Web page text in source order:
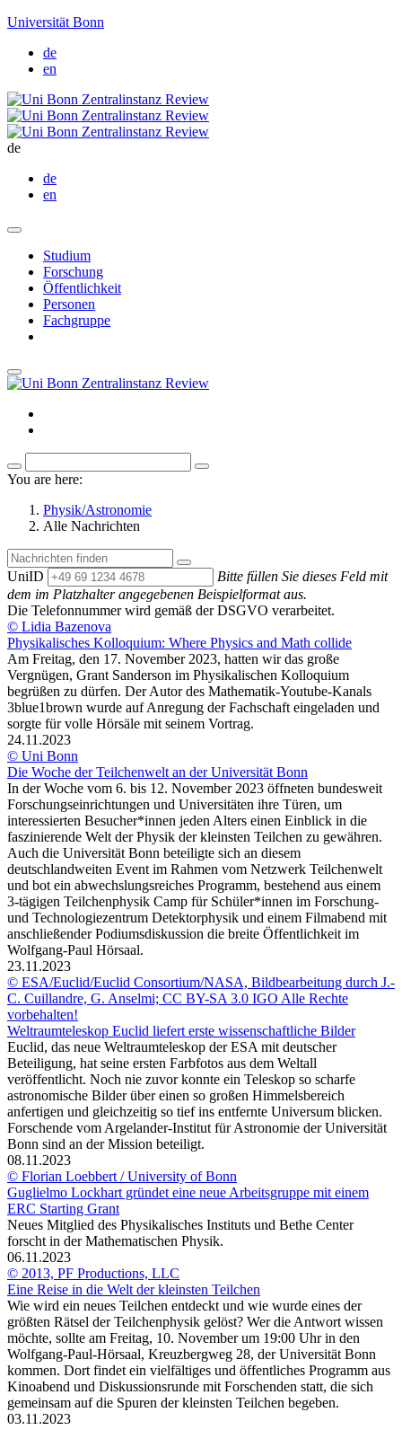
Universität Bonn
de
en
de
de
en
Studium
Forschung
Öffentlichkeit
Personen
Fachgruppe
You are here:
Physik/Astronomie
Alle Nachrichten
UniID
Bitte füllen Sie dieses Feld mit
dem im Platzhalter angegebenen Beispielformat aus.
Die Telefonnummer wird gemäß der DSGVO verarbeitet.
© Lidia Bazenova
Physikalisches Kolloquium: Where Physics and Math collide
Am Freitag, den 17. November 2023, hatten wir das große
Vergnügen, Grant Sanderson im Physikalischen Kolloquium
begrüßen zu dürfen. Der Autor des Mathematik-Youtube-Kanals
3blue1brown wurde auf Anregung der Fachschaft eingeladen und
sorgte für volle Hörsäle mit seinem Vortrag.
24.11.2023
© Uni Bonn
Die Woche der Teilchenwelt an der Universität Bonn
In der Woche vom 6. bis 12. November 2023 öffneten bundesweit
Forschungseinrichtungen und Universitäten ihre Türen, um
interessierten Besucher*innen jeden Alters einen Einblick in die
faszinierende Welt der Physik der kleinsten Teilchen zu gewähren.
Auch die Universität Bonn beteiligte sich an diesem
deutschlandweiten Event im Rahmen vom Netzwerk Teilchenwelt
und bot ein abwechslungsreiches Programm, bestehend aus einem
3-tägigen Teilchenphysik Camp für Schüler*innen im Forschung-
und Technologiezentrum Detektorphysik und einem Filmabend mit
anschließender Podiumsdiskussion die breite Öffentlichkeit im
Wolfgang-Paul Hörsaal.
23.11.2023
© ESA/Euclid/Euclid Consortium/NASA, Bildbearbeitung durch J.-
C. Cuillandre, G. Anselmi; CC BY-SA 3.0 IGO Alle Rechte
vorbehalten!
Weltraumteleskop Euclid liefert erste wissenschaftliche Bilder
Euclid, das neue Weltraumteleskop der ESA mit deutscher
Beteiligung, hat seine ersten Farbfotos aus dem Weltall
veröffentlicht. Noch nie zuvor konnte ein Teleskop so scharfe
astronomische Bilder über einen so großen Himmelsbereich
anfertigen und gleichzeitig so tief ins entfernte Universum blicken.
Forschende vom Argelander-Institut für Astronomie der Universität
Bonn sind an der Mission beteiligt.
08.11.2023
© Florian Loebbert / University of Bonn
Guglielmo Lockhart gründet eine neue Arbeitsgruppe mit einem
ERC Starting Grant
Neues Mitglied des Physikalisches Instituts und Bethe Center
forscht in der Mathematischen Physik.
06.11.2023
© 2013, PF Productions, LLC
Eine Reise in die Welt der kleinsten Teilchen
Wie wird ein neues Teilchen entdeckt und wie wurde eines der
größten Rätsel der Teilchenphysik gelöst? Wer die Antwort wissen
möchte, sollte am Freitag, 10. November um 19:00 Uhr in den
Wolfgang-Paul-Hörsaal, Kreuzbergweg 28, der Universität Bonn
kommen. Dort findet ein vielfältiges und öffentliches Programm aus
Kinoabend und Diskussionsrunde mit Forschenden statt, die sich
gemeinsam auf die Spuren der kleinsten Teilchen begeben.
03.11.2023